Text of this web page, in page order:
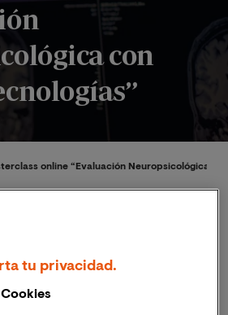
con
online “Evaluación Neuropsicológica
tu privacidad.